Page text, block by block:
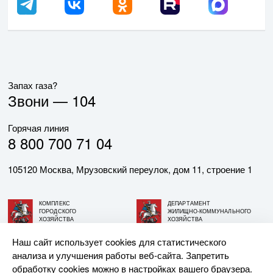
Запах газа?
Звони — 104
Горячая линия
8 800 700 71 04
105120 Москва, Мрузовский переулок, дом 11, строение 1
КОМПЛЕКС
ГОРОДСКОГО
ХОЗЯЙСТВА
ДЕПАРТАМЕНТ
ЖИЛИЩНО-КОММУНАЛЬНОГО
ХОЗЯЙСТВА
© АО «МОСГАЗ», 2026. При использовании материалов
Наш сайт использует cookies для статистического
анализа и улучшения работы веб-сайта. Запретить
обработку cookies можно в настройках вашего браузера.